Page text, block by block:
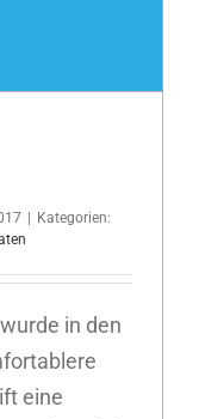
Kategorien:
in den
eine